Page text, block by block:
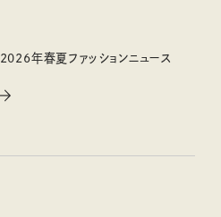
2026年春夏ファッションニュース